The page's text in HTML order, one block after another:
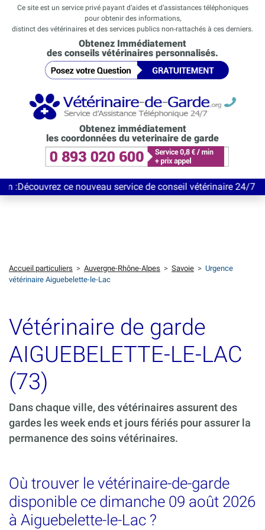
Ce site est un service privé payant d’aides et d’assistances téléphoniques
pour obtenir des informations,
distinct des vétérinaires et des services publics non-rattachés à ces derniers.
Obtenez Immédiatement
des conseils vétérinaires personnalisés.
Obtenez immédiatement
les coordonnées du veterinaire de garde
ce nouveau service de conseil vétérinaire 24/7
Accueil particuliers > Auvergne-Rhône-Alpes > Savoie > Urgence
vétérinaire Aiguebelette-le-Lac
Vétérinaire de garde
AIGUEBELETTE-LE-LAC
(73)
Dans chaque ville, des vétérinaires assurent des
gardes les week ends et jours fériés pour assurer la
permanence des soins vétérinaires.
Où trouver le vétérinaire-de-garde
disponible ce dimanche 09 août 2026
à Aiguebelette-le-Lac ?